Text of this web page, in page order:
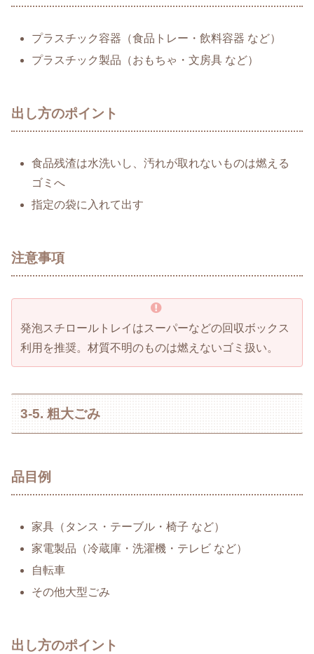
プラスチック容器（食品トレー・飲料容器 など）
プラスチック製品（おもちゃ・文房具 など）
出し方のポイント
食品残渣は水洗いし、汚れが取れないものは燃える
ゴミへ
指定の袋に入れて出す
注意事項
発泡スチロールトレイはスーパーなどの回収ボックス
利用を推奨。材質不明のものは燃えないゴミ扱い。
3-5. 粗大ごみ
品目例
家具（タンス・テーブル・椅子 など）
家電製品（冷蔵庫・洗濯機・テレビ など）
自転車
その他大型ごみ
出し方のポイント